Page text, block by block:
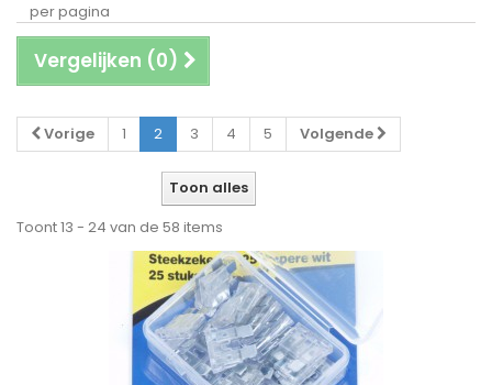
per pagina
Vergelijken (0)
Vorige 1 2 3 4 5 Volgende
Toon alles
Toont 13 - 24 van de 58 items